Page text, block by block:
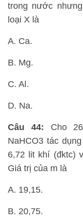
trong nước
loại X là
A. Ca.
B. Mg.
C. Al.
D. Na.
Câu 44: Cho
NaHCO3 tác
6,72 lit khí (đktc)
Giá trị của m là
A. 19,15.
B. 20,75.